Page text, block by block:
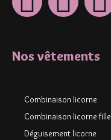
Nos vêtements
Combinaison licorne
Combinaison licorne fille
Déguisement licorne